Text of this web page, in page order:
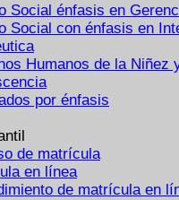
Social énfasis en
Social con énfasis en
Humanos de la Niñez
por énfasis
de matrícula
en línea
de matrícula en